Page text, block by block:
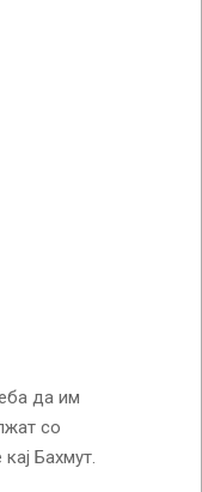
да им
со
Бахмут.